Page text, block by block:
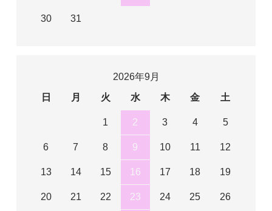
30 31
2026年9月
日
月 火 水 木 金 土
1 2 3 4 5
6 7 8 9 10 11 12
13 14 15 16 17 18 19
20 21 22 23 24 25 26